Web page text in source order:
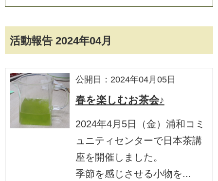
活動報告 2024年04月
公開日：2024年04月05日
春を楽しむお茶会♪
2024年4月5日（金）浦和コミ
ュニティセンターで日本茶講
座を開催しました。
季節を感じさせる小物を...